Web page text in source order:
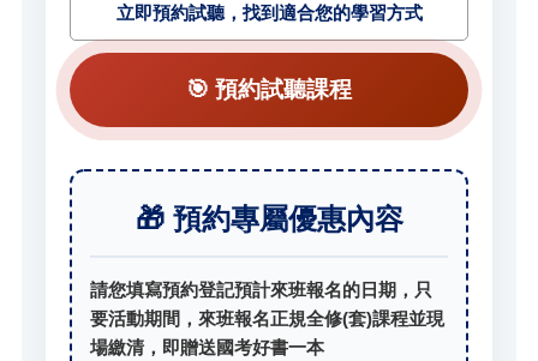
立即預約試聽，找到適合您的學習方式
🎯 預約試聽課程
🎁 預約專屬優惠內容
請您填寫預約登記預計來班報名的日期，只
要活動期間，來班報名正規全修(套)課程並現
場繳清，即贈送國考好書一本